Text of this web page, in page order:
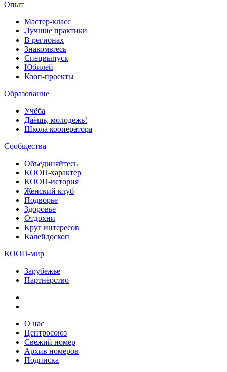
Опыт
Мастер-класс
Лучшие практики
В регионах
Знакомьтесь
Спецвыпуск
Юбилей
Кооп-проекты
Образование
Учёба
Даёшь, молодежь!
Школа кооператора
Сообщества
Объединяйтесь
КООП-характер
КООП-история
Женский клуб
Подворье
Здоровье
Отдохни
Круг интересов
Калейдоскоп
КООП-мир
Зарубежье
Партнёрство
О нас
Центросоюз
Свежий номер
Архив номеров
Подписка